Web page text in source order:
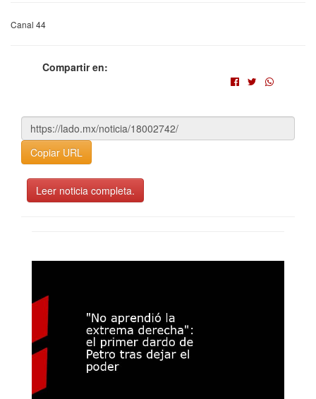
Canal 44
Compartir en:
Copiar URL
Leer noticia completa.